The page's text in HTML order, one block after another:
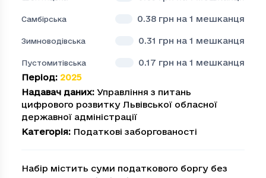
Самбірська 0.38 грн на 1 мешканця
Зимноводівська 0.31 грн на 1 мешканця
Пустомитівська 0.17 грн на 1 мешканця
Період: 2025
Надавач даних: Управління з питань
цифрового розвитку Львівської обласної
державної адміністрації
Категорія: Податкові заборгованості
Набір містить суми податкового боргу без